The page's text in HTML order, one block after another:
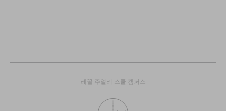
레꼴 주얼리 스쿨 캠퍼스